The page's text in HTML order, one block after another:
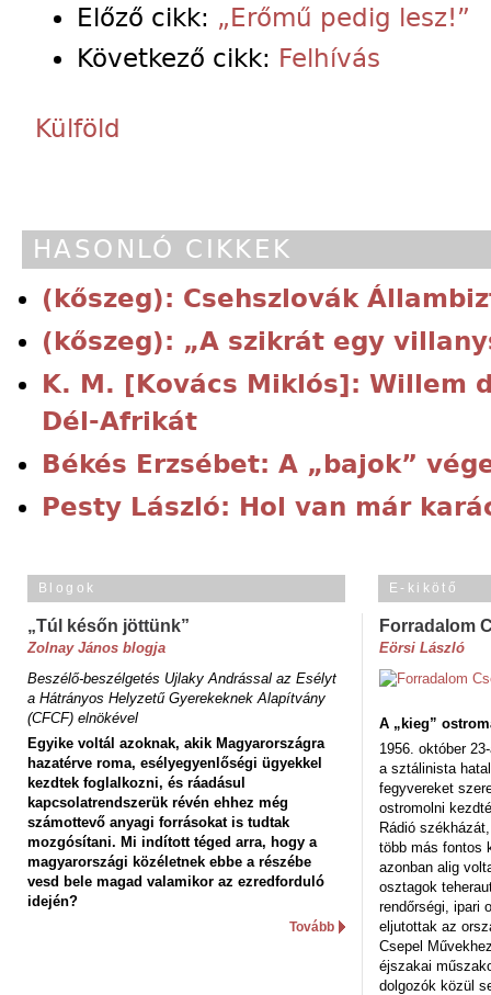
Előző cikk: „Erőmű pedig lesz!”
Következő cikk: Felhívás
Külföld
HASONLÓ CIKKEK
(kőszeg): Csehszlovák
(kőszeg): „A szikrát egy
K. M. [Kovács Miklós]: Willem
Dél-Afrikát
Békés Erzsébet: A „bajok”
Pesty László: Hol van már
Blogok
„Túl későn jöttünk”
Zolnay János blogja
Beszélő-beszélgetés Ujlaky Andrással az Esélyt
a Hátrányos Helyzetű Gyerekeknek Alapítvány
(CFCF) elnökével
Egyike voltál azoknak, akik Magyarországra
hazatérve roma, esélyegyenlőségi ügyekkel
kezdtek foglalkozni, és ráadásul
kapcsolatrendszerük révén ehhez még
számottevő anyagi forrásokat is tudtak
mozgósítani. Mi indított téged arra, hogy a
magyarországi közéletnek ebbe a részébe
vesd bele magad valamikor az ezredforduló
idején?
Tovább
E-kikötő
Forradalom
Eörsi László
A „kieg”
1956. október
a sztálinista
fegyvereket
ostromolni
Rádió
több más fontos
azonban alig
osztagok
rendőrségi, ipari
eljutottak az
Csepel
éjszakai
dolgozók közül